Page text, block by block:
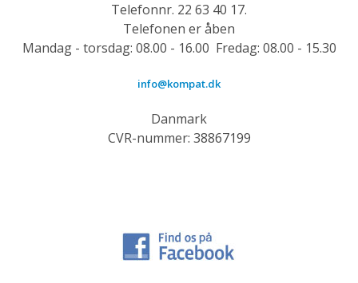
Telefonnr. 22 63 40 17.
Telefonen er åben
Mandag - torsdag: 08.00 - 16.00 Fredag: 08.00 - 15.30
info@kompat.dk
Danmark
CVR-nummer: 38867199